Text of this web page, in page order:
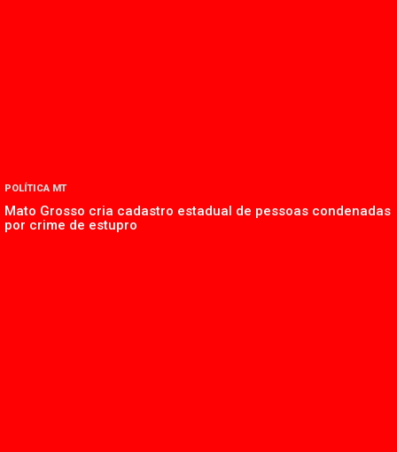
POLÍTICA MT
Mato Grosso cria cadastro estadual de pessoas condenadas
por crime de estupro